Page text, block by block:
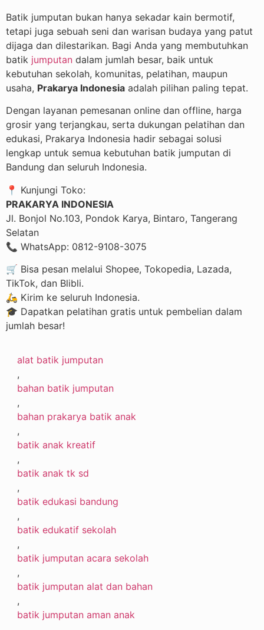
Batik jumputan bukan hanya sekadar kain bermotif,
tetapi juga sebuah seni dan warisan budaya yang patut
dijaga dan dilestarikan. Bagi Anda yang membutuhkan
batik jumputan dalam jumlah besar, baik untuk
kebutuhan sekolah, komunitas, pelatihan, maupun
usaha, Prakarya Indonesia adalah pilihan paling tepat.
Dengan layanan pemesanan online dan offline, harga
grosir yang terjangkau, serta dukungan pelatihan dan
edukasi, Prakarya Indonesia hadir sebagai solusi
lengkap untuk semua kebutuhan batik jumputan di
Bandung dan seluruh Indonesia.
📍 Kunjungi Toko:
PRAKARYA INDONESIA
Jl. Bonjol No.103, Pondok Karya, Bintaro, Tangerang
Selatan
📞 WhatsApp: 0812-9108-3075
🛒 Bisa pesan melalui Shopee, Tokopedia, Lazada,
TikTok, dan Blibli.
🛵 Kirim ke seluruh Indonesia.
🎓 Dapatkan pelatihan gratis untuk pembelian dalam
jumlah besar!
alat batik jumputan
,
bahan batik jumputan
,
bahan prakarya batik anak
,
batik anak kreatif
,
batik anak tk sd
,
batik edukasi bandung
,
batik edukatif sekolah
,
batik jumputan acara sekolah
,
batik jumputan alat dan bahan
,
batik jumputan aman anak